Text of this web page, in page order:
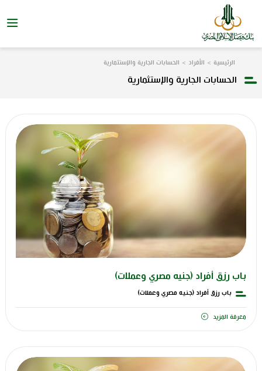
الرئيسية الأفراد الحسابات الجارية والإستثمارية
الحسابات الجارية والإستثمارية
باب رزق أفراد (جنيه مصري وعملات)
باب رزق أفراد (جنيه مصري وعملات)
معرفة المزيد